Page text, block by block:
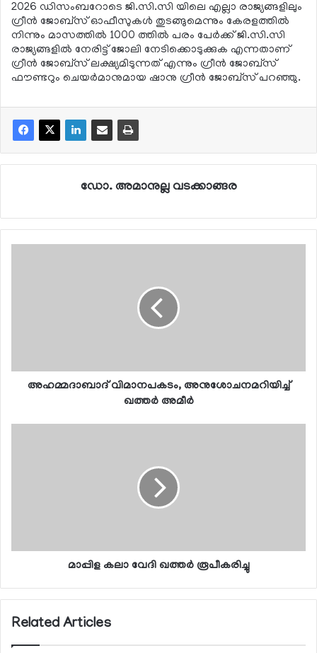
2026 ഡിസംബറോടെ ജി.സി.സി യിലെ എല്ലാ രാജ്യങ്ങളിലും
ഗ്രീന്‍ ജോബ്‌സ് ഓഫീസുകള്‍ തുടങ്ങുമെന്നും കേരളത്തില്‍
നിന്നും മാസത്തില്‍ 1000 ത്തില്‍ പരം പേര്‍ക്ക് ജി.സി.സി
രാജ്യങ്ങളില്‍ നേരിട്ട് ജോലി നേടിക്കൊടുക്കുക എന്നതാണ്
ഗ്രീന്‍ ജോബ്‌സ് ലക്ഷ്യമിടുന്നത് എന്നും ഗ്രീന്‍ ജോബ്‌സ്
ഫൗണ്ടറും ചെയര്‍മാനുമായ ഷാനു ഗ്രീന്‍ ജോബ്‌സ് പറഞ്ഞു.
ഡോ. അമാനുല്ല വടക്കാങ്ങര
അഹമ്മദാബാദ് വിമാനപകടം, അനുശോചനമറിയിച്ച്
ഖത്തര്‍ അമീര്‍
മാപ്പിള കലാ വേദി ഖത്തര്‍ രൂപീകരിച്ചു
Related Articles